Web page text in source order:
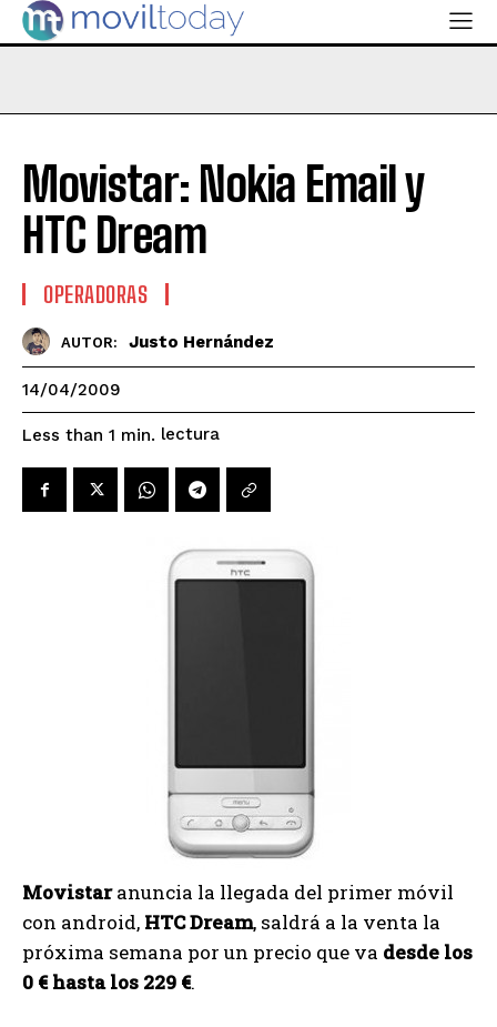
Movistar: Nokia Email y
HTC Dream
OPERADORAS
AUTOR: Justo Hernández
14/04/2009
Less than 1 min. lectura
Movistaranuncia la llegada del primer móvil
con android, HTC Dream, saldrá a la venta la
próxima semana por un precio que va desde los
0 € hasta los 229 €.